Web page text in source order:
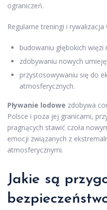
ograniczeń.
Regularne treningi i
budowaniu głębokich
zdobywaniu nowych
przystosowywaniu się do
atmosferycznych.
Pływanie lodowe zdobywa
Polsce i poza jej granicami,
pragnących stawić czoła
emocji związanych z
atmosferycznymi.
Jakie są